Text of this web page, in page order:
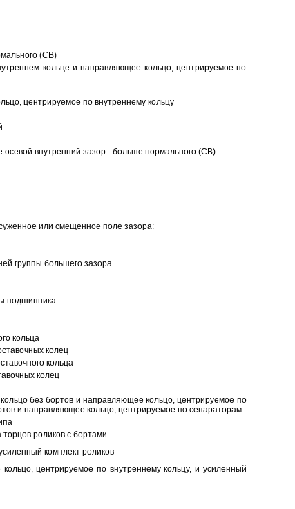
(CB)
кольце и направляющее кольцо, центрируемое по
центрируемое по внутреннему кольцу
внутренний зазор - больше нормального (CB)
или смещенное поле зазора:
группы большего зазора
подшипника
кольца
колец
кольца
колец
без бортов и направляющее кольцо, центрируемое по
и направляющее кольцо, центрируемое по сепараторам
роликов с бортами
комплект роликов
центрируемое по внутреннему кольцу, и усиленный